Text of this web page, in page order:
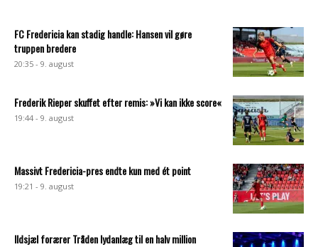
FC Fredericia kan stadig handle: Hansen vil gøre
truppen bredere
20:35 - 9. august
Frederik Rieper skuffet efter remis: »Vi kan ikke score«
19:44 - 9. august
Massivt Fredericia-pres endte kun med ét point
19:21 - 9. august
Ildsjæl forærer Tråden lydanlæg til en halv million